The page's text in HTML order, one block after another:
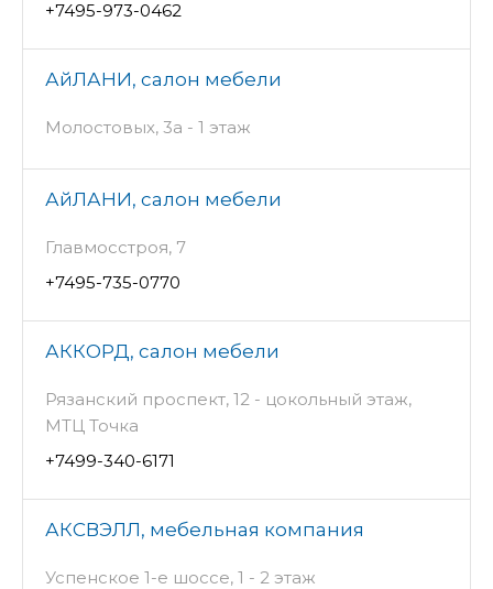
+7495-973-0462
АйЛАНИ, салон мебели
Молостовых, 3а - 1 этаж
АйЛАНИ, салон мебели
Главмосстроя, 7
+7495-735-0770
АККОРД, салон мебели
Рязанский проспект, 12 - цокольный этаж,
МТЦ Точка
+7499-340-6171
АКСВЭЛЛ, мебельная компания
Успенское 1-е шоссе, 1 - 2 этаж